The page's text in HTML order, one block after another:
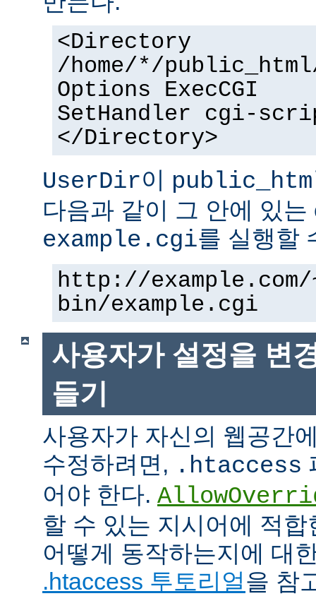
<Directory
/home/*/
Options ExecCGI
SetHandler cgi-
</Directory>
UserDir이
다음과 같이 그 안에 있
example.cgi를 실행할
http://
bin/example.cgi
사용자가 설정을 변
들기
사용자가 자신의 웹공간
수정하려면, .htaccess
어야 한다.
할 수 있는 지시어에 적
어떻게 동작하는지에 대
.htaccess 투토리얼을 참